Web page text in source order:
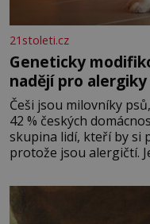
21stoleti.cz
Geneticky
nadějí pro alergiky
Češi jsou milovníky
42 % českých
skupina lidí, kteří by si
protože jsou alergičtí.